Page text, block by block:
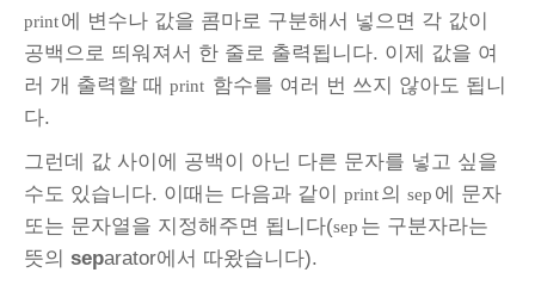
print에 변수나 값을 콤마로 구분해서 넣으면 각 값이
공백으로 띄워져서 한 줄로 출력됩니다. 이제 값을 여
러 개 출력할 때 print 함수를 여러 번 쓰지 않아도 됩니
다.
그런데 값 사이에 공백이 아닌 다른 문자를 넣고 싶을
수도 있습니다. 이때는 다음과 같이 print의 sep 에 문자
또는 문자열을 지정해주면 됩니다(sep 는 구분자라는
뜻의 separator에서 따왔습니다).